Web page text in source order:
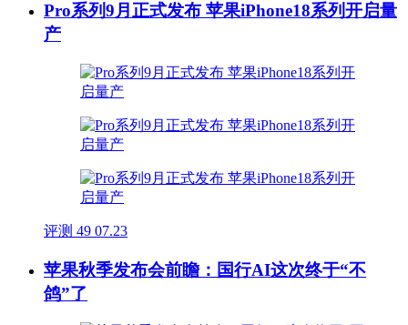
Pro系列9月正式发布 苹果iPhone18系列开启量
产
评测 49 07.23
苹果秋季发布会前瞻：国行AI这次终于“不
鸽”了